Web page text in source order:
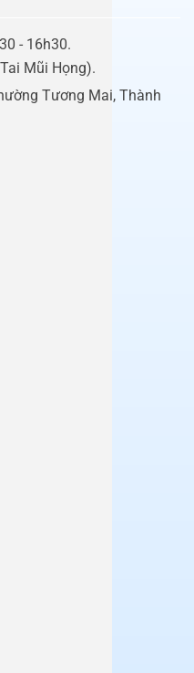
- 16h30.
Mũi Họng).
Tương Mai, Thành